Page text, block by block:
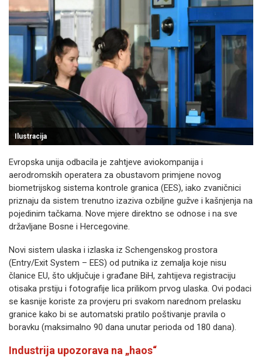
Ilustracija
Evropska unija odbacila je zahtjeve aviokompanija i
aerodromskih operatera za obustavom primjene novog
biometrijskog sistema kontrole granica (EES), iako zvaničnici
priznaju da sistem trenutno izaziva ozbiljne gužve i kašnjenja na
pojedinim tačkama. Nove mjere direktno se odnose i na sve
državljane Bosne i Hercegovine.
Novi sistem ulaska i izlaska iz Schengenskog prostora
(Entry/Exit System – EES) od putnika iz zemalja koje nisu
članice EU, što uključuje i građane BiH, zahtijeva registraciju
otisaka prstiju i fotografije lica prilikom prvog ulaska. Ovi podaci
se kasnije koriste za provjeru pri svakom narednom prelasku
granice kako bi se automatski pratilo poštivanje pravila o
boravku (maksimalno 90 dana unutar perioda od 180 dana).
Industrija upozorava na „haos“